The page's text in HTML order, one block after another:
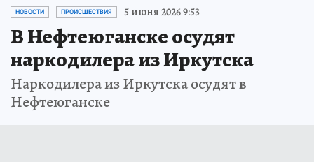
НОВОСТИ ПРОИСШЕСТВИЯ 5 июня 2026 9:53
В Нефтеюганске осудят
наркодилера из Иркутска
Наркодилера из Иркутска осудят в
Нефтеюганске